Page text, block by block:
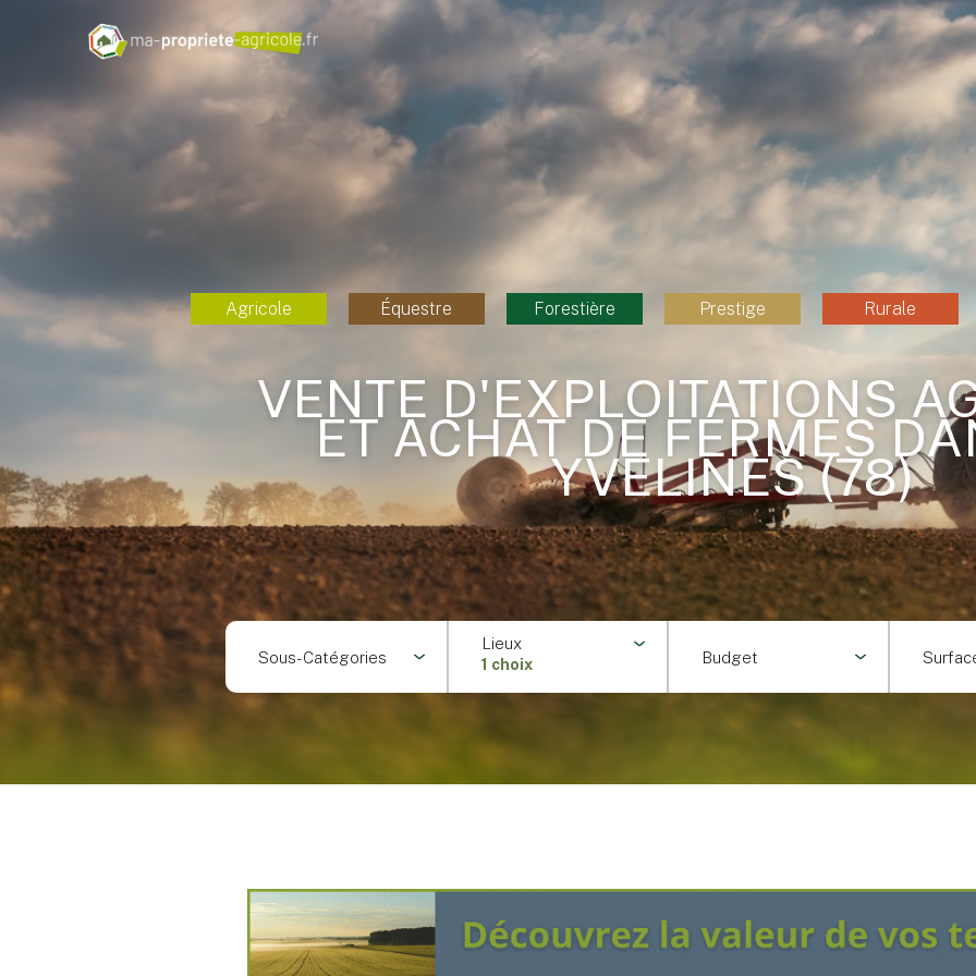
Agricole Équestre Forestière Prestige Rurale
VENTE D'EXPLOITATIONS
ET ACHAT DE FERMES
YVELINES (78)
Sous-Catégories
Lieux
1 choix Budget